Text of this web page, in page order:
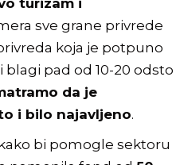
sve grane privrede
koja je potpuno
pad od 10-20 odsto
da je
i bilo najavljeno.
bi pomogle sektoru